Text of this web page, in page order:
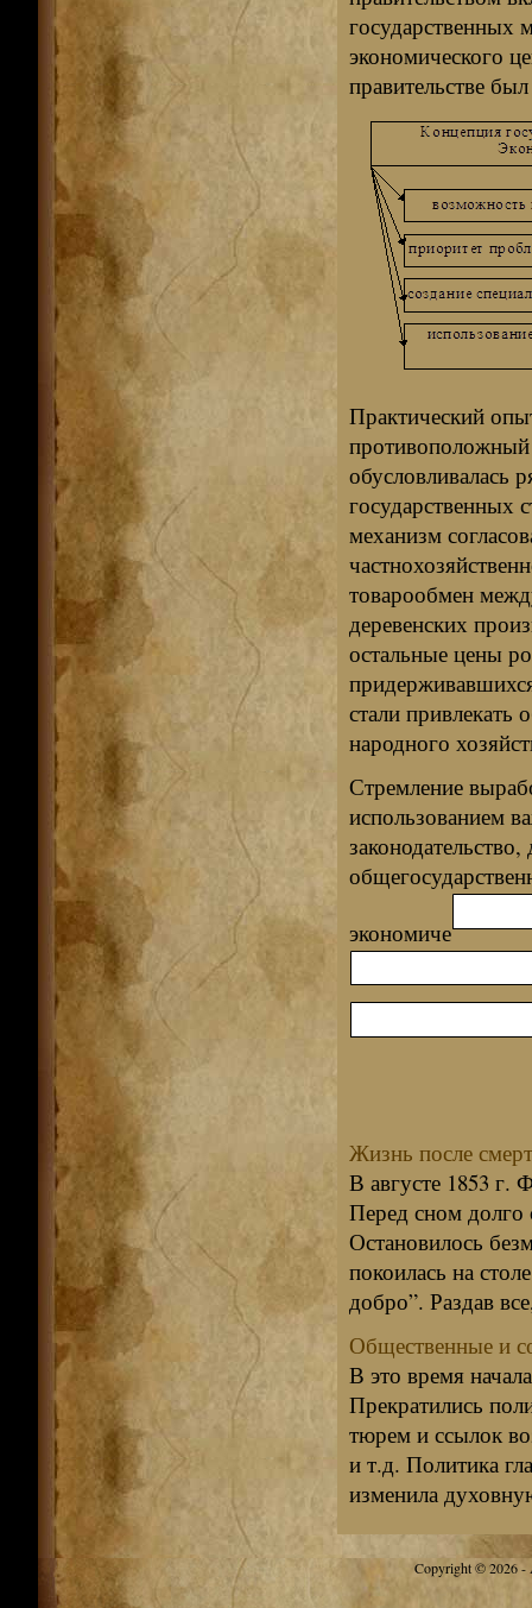
государственных
экономического
правительстве
Практический
обусловливалась
государственных
механизм
товарообмен
деревенских
остальные цены
стали привлекать
народного
Стремление
использованием
экономиче
Жизнь после
В августе 1853 г.
Перед сном долго
Остановилось
покоилась на
добро”. Раздав
Общественные и
В это время
Прекратились
тюрем и ссылок
и т.д. Политика
изменила
Copyright © 2026 -